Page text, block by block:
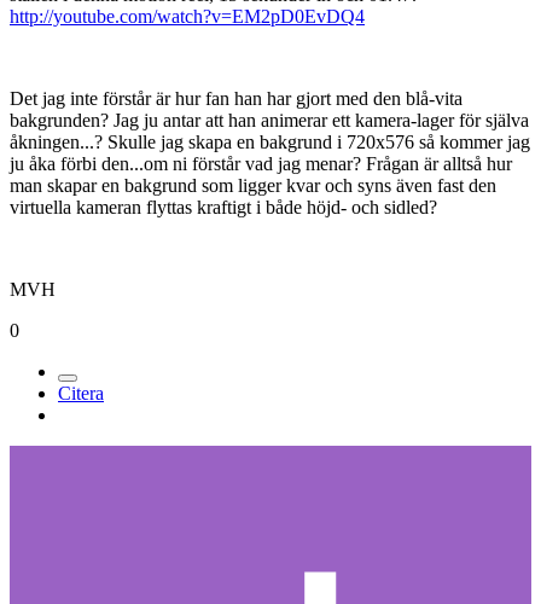
http://youtube.com/watch?v=EM2pD0EvDQ4
Det jag inte förstår är hur fan han har gjort med den blå-vita
bakgrunden? Jag ju antar att han animerar ett kamera-lager för själva
åkningen...? Skulle jag skapa en bakgrund i 720x576 så kommer jag
ju åka förbi den...om ni förstår vad jag menar? Frågan är alltså hur
man skapar en bakgrund som ligger kvar och syns även fast den
virtuella kameran flyttas kraftigt i både höjd- och sidled?
MVH
0
Citera